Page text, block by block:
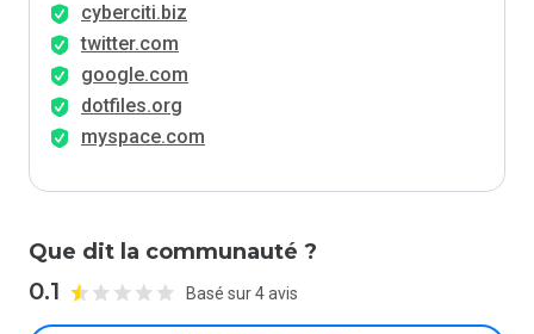
cyberciti.biz
twitter.com
google.com
dotfiles.org
myspace.com
Que dit la communauté ?
0.1 Basé sur 4 avis